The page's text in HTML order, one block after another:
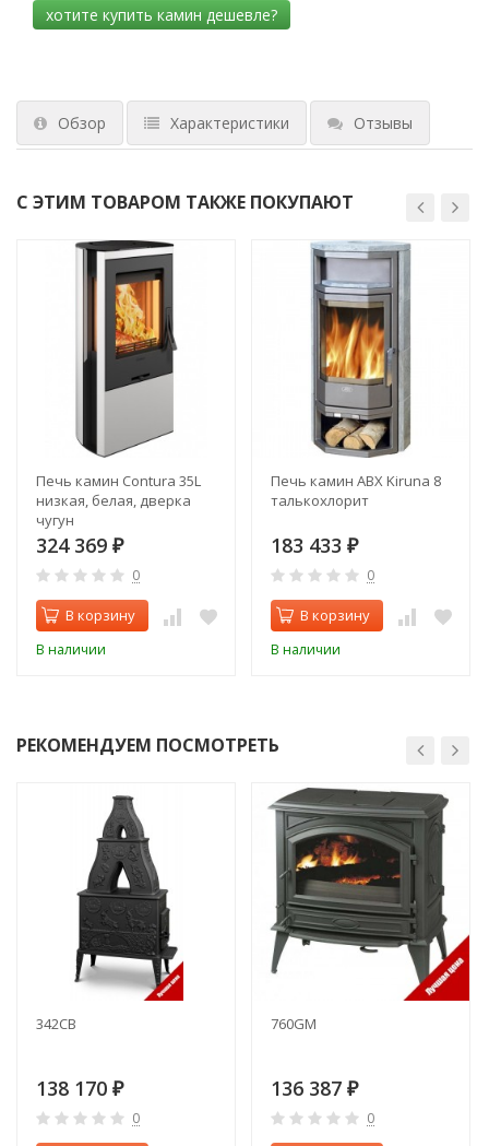
Обзор Характеристики Отзывы
С ЭТИМ ТОВАРОМ ТАКЖЕ ПОКУПАЮТ
Печь камин Contura 35L
низкая, белая, дверка
чугун
324 369 ₽
0
В корзину
В наличии
Печь камин ABX Kiruna 8
талькохлорит
183 433 ₽
0
В корзину
В наличии
РЕКОМЕНДУЕМ ПОСМОТРЕТЬ
342CB
138 170 ₽
0
760GM
136 387 ₽
0